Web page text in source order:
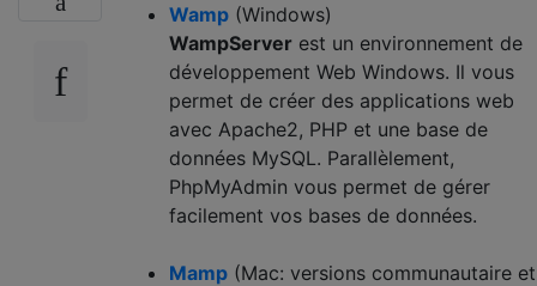
Wamp (Windows)
WampServer est un environnement de
développement Web Windows. Il vous
permet de créer des applications web
avec Apache2, PHP et une base de
données MySQL. Parallèlement,
PhpMyAdmin vous permet de gérer
facilement vos bases de données.
Mamp (Mac: versions communautaire et